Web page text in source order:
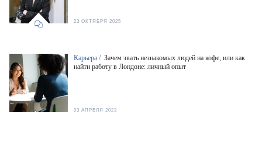
23 ОКТЯБРЯ 2025
Карьера / Зачем звать незнакомых людей на кофе, или как
найти работу в Лондоне: личный опыт
03 АПРЕЛЯ 2023